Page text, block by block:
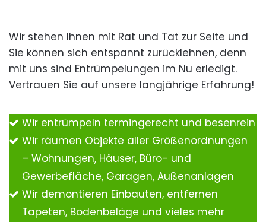
Wir stehen Ihnen mit Rat und Tat zur Seite und
Sie können sich entspannt zurücklehnen, denn
mit uns sind Entrümpelungen im Nu erledigt.
Vertrauen Sie auf unsere langjährige Erfahrung!
Wir entrümpeln termingerecht und besenrein
Wir räumen Objekte aller Größenordnungen
– Wohnungen, Häuser, Büro- und
Gewerbefläche, Garagen, Außenanlagen
Wir demontieren Einbauten, entfernen
Tapeten, Bodenbeläge und vieles mehr